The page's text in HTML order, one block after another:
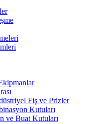
Fiş ve Prizler
Kutuları
ve Buat Kutuları